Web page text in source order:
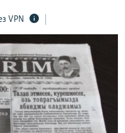
VPN